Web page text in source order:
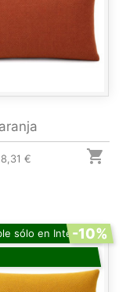
€ 
sólo en Internet!
-10%